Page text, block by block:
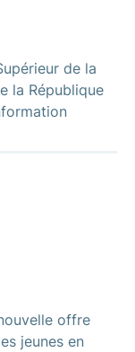
de la
la République
offre
jeunes en